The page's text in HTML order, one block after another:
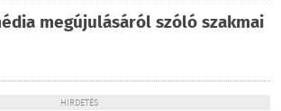
megújulásáról szóló szakmai
HIRDETÉS